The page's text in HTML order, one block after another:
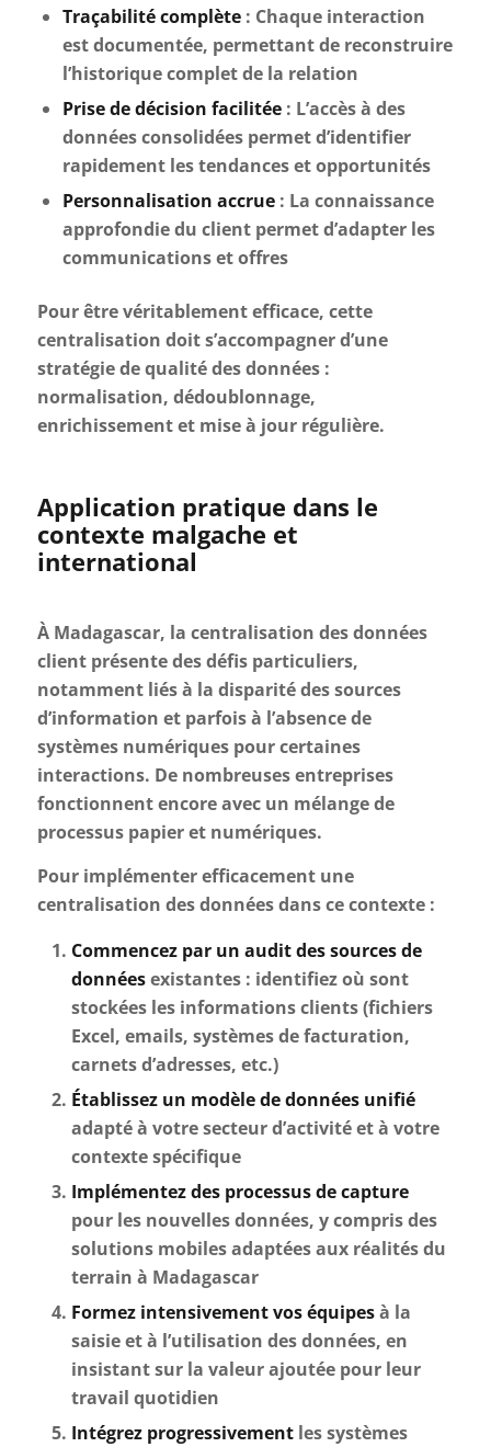
Traçabilité complète: Chaque interaction
est documentée, permettant de reconstruire
l’historique complet de la relation
Prise de décision facilitée: L’accès à des
données consolidées permet d’identifier
rapidement les tendances et opportunités
Personnalisation accrue: La connaissance
approfondie du client permet d’adapter les
communications et offres
Pour être véritablement efficace, cette
centralisation doit s’accompagner d’une
stratégie de qualité des données :
normalisation, dédoublonnage,
enrichissement et mise à jour régulière.
Application pratique dans le
contexte malgache et
international
À Madagascar, la centralisation des données
client présente des défis particuliers,
notamment liés à la disparité des sources
d’information et parfois à l’absence de
systèmes numériques pour certaines
interactions. De nombreuses entreprises
fonctionnent encore avec un mélange de
processus papier et numériques.
Pour implémenter efficacement une
centralisation des données dans ce contexte :
Commencez par un audit des sources de
donnéesexistantes : identifiez où sont
stockées les informations clients (fichiers
Excel, emails, systèmes de facturation,
carnets d’adresses, etc.)
Établissez un modèle de données unifié
adapté à votre secteur d’activité et à votre
contexte spécifique
Implémentez des processus de capture
pour les nouvelles données, y compris des
solutions mobiles adaptées aux réalités du
terrain à Madagascar
Formez intensivement vos équipesà la
saisie et à l’utilisation des données, en
insistant sur la valeur ajoutée pour leur
travail quotidien
Intégrez progressivementles systèmes